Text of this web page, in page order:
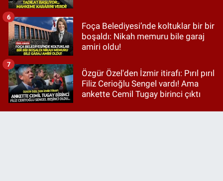
Foça Belediyesi’nde koltuklar bir bir
boşaldı: Nikah memuru bile garaj
amiri oldu!
6
Özgür Özel'den İzmir itirafı: Pırıl pırıl
Filiz Cerioğlu Sengel vardı! Ama
ankette Cemil Tugay birinci çıktı
7